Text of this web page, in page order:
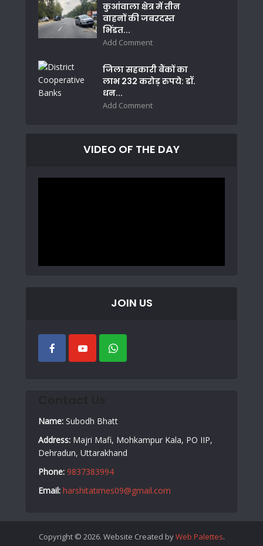
कुआंवाला क्षेत्र में तीन
वाहनों की जबरदस्त
भिंडत...
Add Comment
जिला सहकारी बैंकों का
लाभ 232 करोड़ रुपये: डॉ.
धन...
Add Comment
VIDEO OF THE DAY
JOIN US
Name: Subodh Bhatt
Address: Majri Mafi, Mohkampur Kala, PO IIP,
Dehradun, Uttarakhand
Phone: 9837383994
Email: harshitatimes09@gmail.com
Copyright © 2026. Website Created byWeb Palettes.